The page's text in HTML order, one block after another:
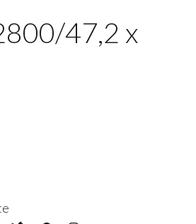
47,2 x